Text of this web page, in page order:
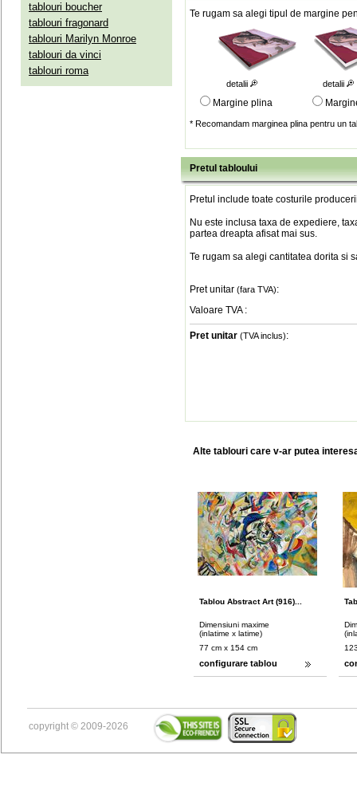
tablouri boucher
tablouri fragonard
tablouri Marilyn Monroe
tablouri da vinci
tablouri roma
Te rugam sa alegi tipul de margine
detalii detalii
Margine plina
* Recomandam marginea plina pentru un
Pretul tabloului
Pretul include toate costurile
Nu este inclusa taxa de expediere,
partea dreapta afisat mai sus.
Te rugam sa alegi cantitatea dorita si
Pret unitar (fara TVA):
Valoare TVA :
Pret unitar (TVA inclus):
Alte tablouri care v-ar putea
Tablou Abstract Art (916)...
Dimensiuni maxime
(inlatime x latime)
77 cm x 154 cm
configurare tablou
copyright © 2009-2026